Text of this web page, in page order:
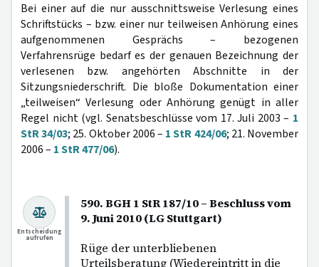
Bei einer auf die nur ausschnittsweise Verlesung eines
Schriftstücks – bzw. einer nur teilweisen Anhörung eines
aufgenommenen Gesprächs – bezogenen
Verfahrensrüge bedarf es der genauen Bezeichnung der
verlesenen bzw. angehörten Abschnitte in der
Sitzungsniederschrift. Die bloße Dokumentation einer
„teilweisen“ Verlesung oder Anhörung genügt in aller
Regel nicht (vgl. Senatsbeschlüsse vom 17. Juli 2003 – 1
StR 34/03; 25. Oktober 2006 – 1 StR 424/06; 21. November
2006 – 1 StR 477/06).
590. BGH 1 StR 187/10 – Beschluss vom
9. Juni 2010 (LG Stuttgart)
Rüge der unterbliebenen
Urteilsberatung (Wiedereintritt in die
Entscheidung
aufrufen